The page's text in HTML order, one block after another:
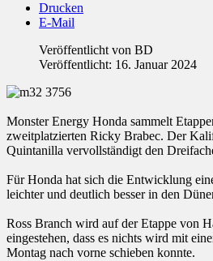
Drucken
E-Mail
Veröffentlicht von BD
Veröffentlicht: 16. Januar 2024
Monster Energy Honda sammelt
zweitplatzierten Ricky Brabec. Der
Quintanilla vervollständigt den
Für Honda hat sich die Entwicklung
leichter und deutlich besser in den
Ross Branch wird auf der Etappe von
eingestehen, dass es nichts wird mit
Montag nach vorne schieben konnte.